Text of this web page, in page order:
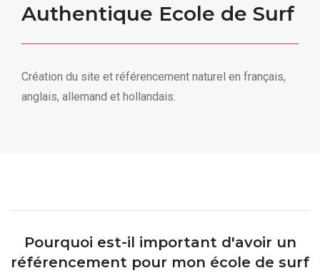
Authentique Ecole de Surf
Création du site et référencement naturel en français,
anglais, allemand et hollandais.
Pourquoi est-il important d'avoir un
référencement pour mon école de surf